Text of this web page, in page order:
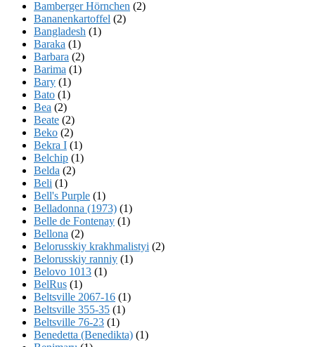
Bamberger Hörnchen (2)
Bananenkartoffel (2)
Bangladesh (1)
Baraka (1)
Barbara (2)
Barima (1)
Bary (1)
Bato (1)
Bea (2)
Beate (2)
Beko (2)
Bekra I (1)
Belchip (1)
Belda (2)
Beli (1)
Bell's Purple (1)
Belladonna (1973) (1)
Belle de Fontenay (1)
Bellona (2)
Belorusskiy krakhmalistyi (2)
Belorusskiy ranniy (1)
Belovo 1013 (1)
BelRus (1)
Beltsville 2067-16 (1)
Beltsville 355-35 (1)
Beltsville 76-23 (1)
Benedetta (Benedikta) (1)